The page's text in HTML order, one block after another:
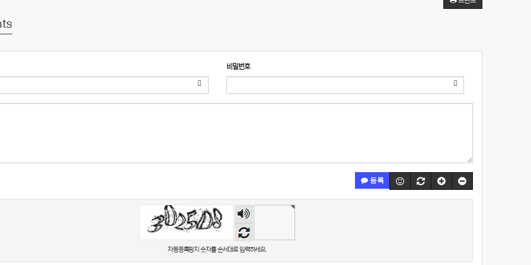
비밀번호
등록
숫자음
성듣기
자동등록방지 숫자를 순서대로 입력하세요.